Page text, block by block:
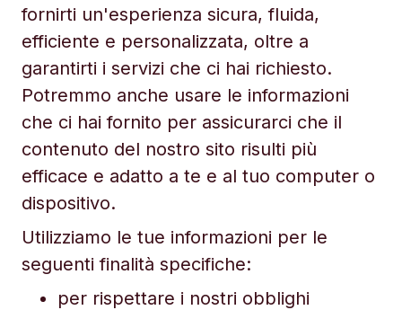
fornirti un'esperienza sicura, fluida,
efficiente e personalizzata, oltre a
garantirti i servizi che ci hai richiesto.
Potremmo anche usare le informazioni
che ci hai fornito per assicurarci che il
contenuto del nostro sito risulti più
efficace e adatto a te e al tuo computer o
dispositivo.
Utilizziamo le tue informazioni per le
seguenti finalità specifiche:
per rispettare i nostri obblighi